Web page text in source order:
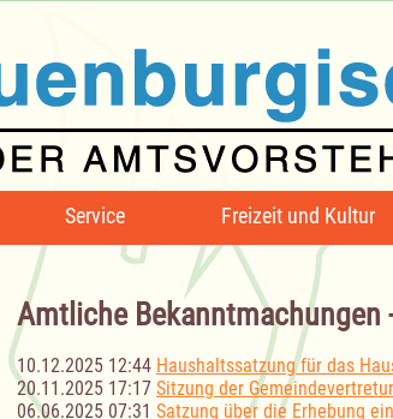
Service Freizeit und Kultur
Amtliche Bekanntmachungen
10.12.2025 12:44 Haushaltssatzung für das
20.11.2025 17:17 Sitzung der
06.06.2025 07:31 Satzung über die Erhebung